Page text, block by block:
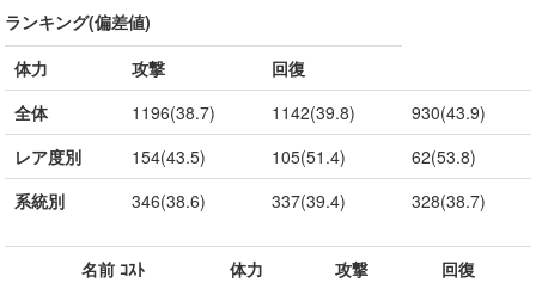
ランキング(偏差値)
体力
攻撃
回復
全体
1196(38.7) 1142(39.8)
930(43.9)
レア度別
154(43.5) 105(51.4)
62(53.8)
系統別
346(38.6) 337(39.4) 328(38.7)
名前 ｺｽﾄ 体力 攻撃
回復